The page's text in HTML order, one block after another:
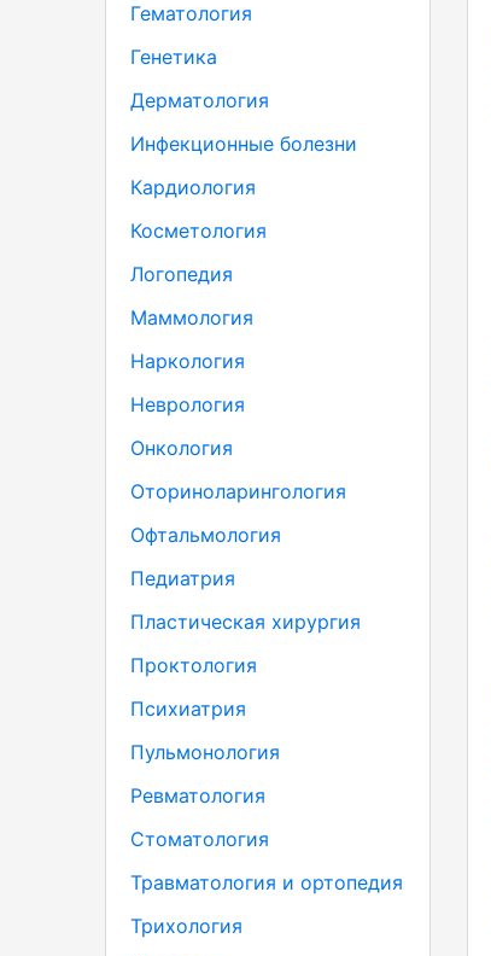
Гематология
Генетика
Дерматология
Инфекционные болезни
Кардиология
Косметология
Логопедия
Маммология
Наркология
Неврология
Онкология
Оториноларингология
Офтальмология
Педиатрия
Пластическая хирургия
Проктология
Психиатрия
Пульмонология
Ревматология
Стоматология
Травматология и ортопедия
Трихология